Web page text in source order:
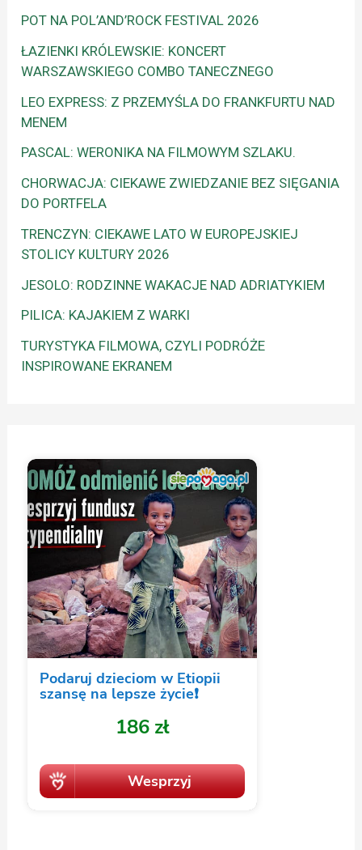
POT NA POL’AND’ROCK FESTIVAL 2026
ŁAZIENKI KRÓLEWSKIE: KONCERT
WARSZAWSKIEGO COMBO TANECZNEGO
LEO EXPRESS: Z PRZEMYŚLA DO FRANKFURTU NAD
MENEM
PASCAL: WERONIKA NA FILMOWYM SZLAKU.
CHORWACJA: CIEKAWE ZWIEDZANIE BEZ SIĘGANIA
DO PORTFELA
TRENCZYN: CIEKAWE LATO W EUROPEJSKIEJ
STOLICY KULTURY 2026
JESOLO: RODZINNE WAKACJE NAD ADRIATYKIEM
PILICA: KAJAKIEM Z WARKI
TURYSTYKA FILMOWA, CZYLI PODRÓŻE
INSPIROWANE EKRANEM